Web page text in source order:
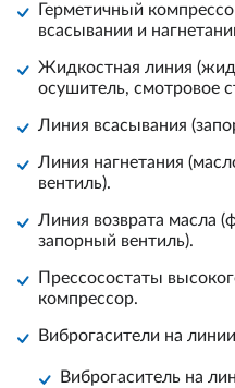
Герметичный
всасывании и
Жидкостная линия
осушитель, смотровое
Линия всасывания
Линия нагнетания
вентиль).
Линия возврата масла
запорный вентиль).
Пресcосостаты
компрессор.
Виброгасители на
Виброгаситель на